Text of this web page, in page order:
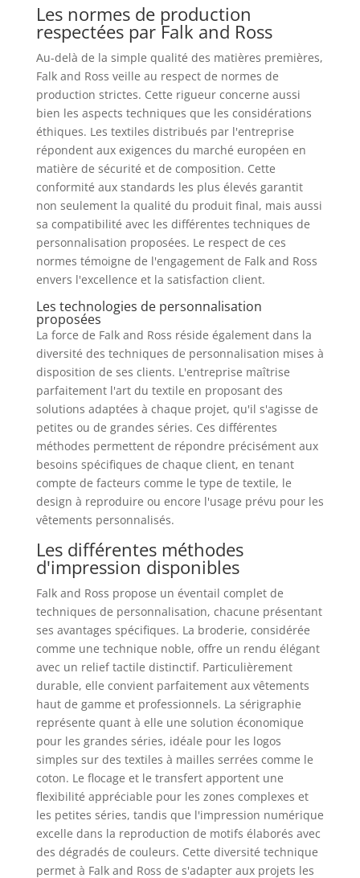
Les normes de production
respectées par Falk and Ross
Au-delà de la simple qualité des matières premières,
Falk and Ross veille au respect de normes de
production strictes. Cette rigueur concerne aussi
bien les aspects techniques que les considérations
éthiques. Les textiles distribués par l'entreprise
répondent aux exigences du marché européen en
matière de sécurité et de composition. Cette
conformité aux standards les plus élevés garantit
non seulement la qualité du produit final, mais aussi
sa compatibilité avec les différentes techniques de
personnalisation proposées. Le respect de ces
normes témoigne de l'engagement de Falk and Ross
envers l'excellence et la satisfaction client.
Les technologies de personnalisation
proposées
La force de Falk and Ross réside également dans la
diversité des techniques de personnalisation mises à
disposition de ses clients. L'entreprise maîtrise
parfaitement l'art du textile en proposant des
solutions adaptées à chaque projet, qu'il s'agisse de
petites ou de grandes séries. Ces différentes
méthodes permettent de répondre précisément aux
besoins spécifiques de chaque client, en tenant
compte de facteurs comme le type de textile, le
design à reproduire ou encore l'usage prévu pour les
vêtements personnalisés.
Les différentes méthodes
d'impression disponibles
Falk and Ross propose un éventail complet de
techniques de personnalisation, chacune présentant
ses avantages spécifiques. La broderie, considérée
comme une technique noble, offre un rendu élégant
avec un relief tactile distinctif. Particulièrement
durable, elle convient parfaitement aux vêtements
haut de gamme et professionnels. La sérigraphie
représente quant à elle une solution économique
pour les grandes séries, idéale pour les logos
simples sur des textiles à mailles serrées comme le
coton. Le flocage et le transfert apportent une
flexibilité appréciable pour les zones complexes et
les petites séries, tandis que l'impression numérique
excelle dans la reproduction de motifs élaborés avec
des dégradés de couleurs. Cette diversité technique
permet à Falk and Ross de s'adapter aux projets les